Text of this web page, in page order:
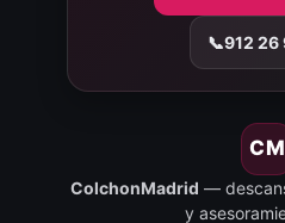
📞912 26
CM
ColchonMadrid —
y